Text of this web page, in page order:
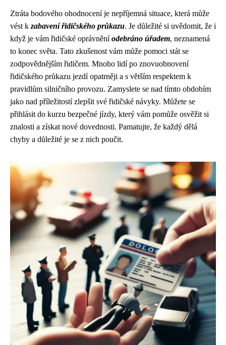
Ztráta bodového ohodnocení je nepříjemná situace, která může
vést k zabavení řidičského průkazu. Je důležité si uvědomit, že i
když je vám řidičské oprávněníodebráno úřadem, neznamená
to konec světa. Tato zkušenost vám může pomoci stát se
zodpovědnějším řidičem. Mnoho lidí po znovuobnovení
řidičského průkazu jezdí opatrněji a s větším respektem k
pravidlům silničního provozu. Zamyslete se nad tímto obdobím
jako nad příležitostí zlepšit své řidičské návyky. Můžete se
přihlásit do kurzu bezpečné jízdy, který vám pomůže osvěžit si
znalosti a získat nové dovednosti. Pamatujte, že každý dělá
chyby a důležité je se z nich poučit.